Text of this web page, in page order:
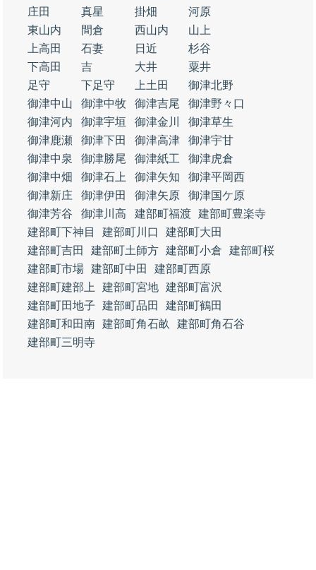
庄田
真星 掛畑
河原
東山内
間倉 西山内
山上
上高田
石妻 日近
杉谷
下高田
吉 大井
粟井
足守
下足守 上土田
御津北野
御津中山
御津中牧 御津吉尾
御津野々口
御津河内
御津宇垣 御津金川
御津草生
御津鹿瀬
御津下田 御津高津
御津宇甘
御津中泉
御津勝尾 御津紙工
御津虎倉
御津中畑
御津石上 御津矢知
御津平岡西
御津新庄
御津伊田 御津矢原
御津国ケ原
御津芳谷
御津川高 建部町福渡 建部町豊楽寺
建部町下神目
建部町川口
建部町大田
建部町吉田
建部町土師方 建部町小倉
建部町桜
建部町市場 建部町中田
建部町西原
建部町建部上
建部町宮地 建部町富沢
建部町田地子
建部町品田
建部町鶴田
建部町和田南 建部町角石畝
建部町角石谷
建部町三明寺